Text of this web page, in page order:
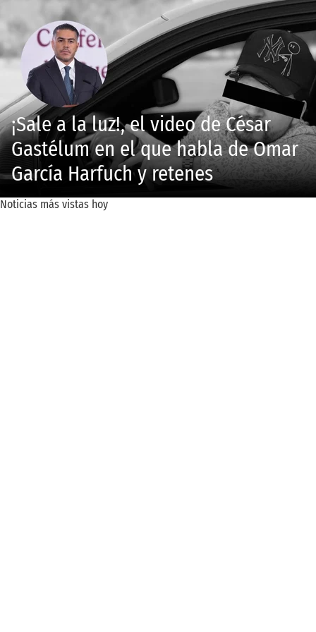
¡Sale a la luz!, el video de César
Gastélum en el que habla de Omar
García Harfuch y retenes
Noticias más vistas hoy